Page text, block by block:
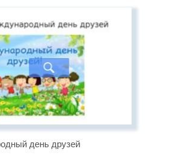
день друзей